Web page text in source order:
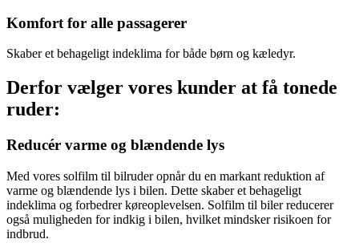
Komfort for alle passagerer
Skaber et behageligt indeklima for både børn og kæledyr.
Derfor vælger vores kunder at få tonede
ruder:
Reducér varme og blændende lys
Med vores solfilm til bilruder opnår du en markant reduktion af
varme og blændende lys i bilen. Dette skaber et behageligt
indeklima og forbedrer køreoplevelsen. Solfilm til biler reducerer
også muligheden for indkig i bilen, hvilket mindsker risikoen for
indbrud.